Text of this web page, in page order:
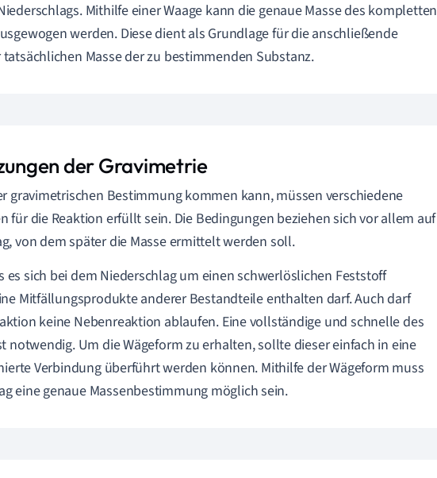
Mithilfe einer Waage kann die genaue Masse des kompletten
werden. Diese dient als Grundlage für die anschließende
Masse der zu bestimmenden Substanz.
der Gravimetrie
gravimetrischen Bestimmung kommen kann, müssen verschiedene
für die Reaktion erfüllt sein. Die Bedingungen beziehen sich vor allem auf
von dem später die Masse ermittelt werden soll.
es sich bei dem Niederschlag um einen schwerlöslichen Feststoff
Mitfällungsprodukte anderer Bestandteile enthalten darf. Auch darf
keine Nebenreaktion ablaufen. Eine vollständige und schnelle des
notwendig. Um die Wägeform zu erhalten, sollte dieser einfach in eine
Verbindung überführt werden können. Mithilfe der Wägeform muss
eine genaue Massenbestimmung möglich sein.